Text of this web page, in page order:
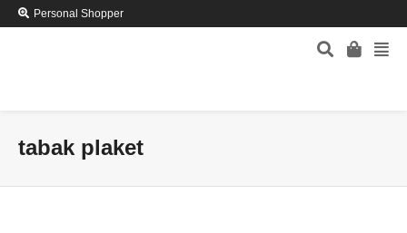
Personal Shopper
tabak plaket